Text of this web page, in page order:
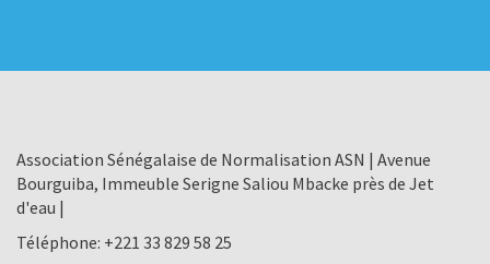
Association Sénégalaise de Normalisation ASN | Avenue
Bourguiba, Immeuble Serigne Saliou Mbacke près de Jet
d'eau |
Téléphone: +221 33 829 58 25